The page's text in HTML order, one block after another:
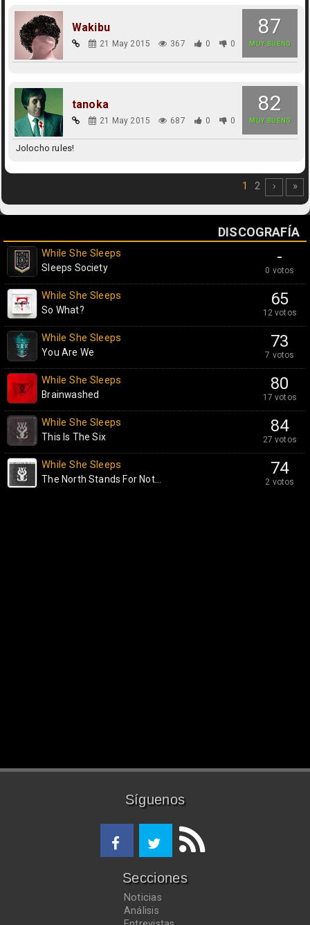
87
MUY BUENO
Wakibu
21 May 2015 367 0 0
82
MUY BUENO
tanoka
21 May 2015 687 0 0
Jolocho rules!
1 2 › »
DISCOGRAFÍA
-
0 votos
While She Sleeps
Sleeps Society
65
12 votos
While She Sleeps
So What?
73
7 votos
While She Sleeps
You Are We
80
17 votos
While She Sleeps
Brainwashed
84
27 votos
While She Sleeps
This Is The Six
74
2 votos
While She Sleeps
The North Stands For Not...
Síguenos
Secciones
Noticias
Análisis